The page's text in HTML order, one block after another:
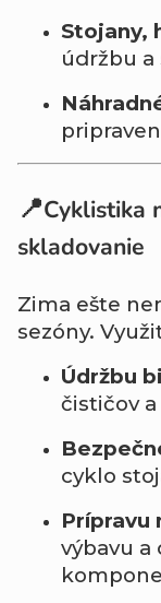
Stojany,
údržbu a
📍Cyklistika
skladovanie
Zima ešte
sezóny.
Údržbu
čističov a
cyklo
Prípravu
výbavu